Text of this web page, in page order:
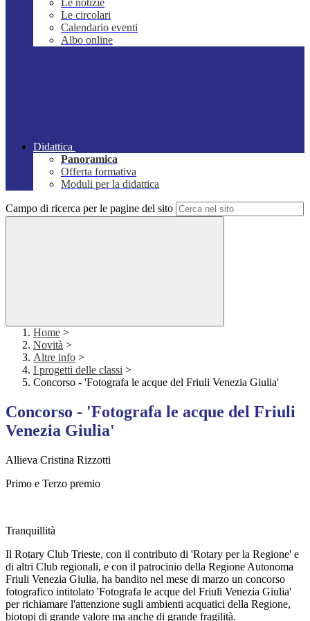
Le notizie
Le circolari
Calendario eventi
Albo online
Didattica
Panoramica
Offerta formativa
Moduli per la didattica
Campo di ricerca per le pagine del sito
Home >
Novità >
Altre info >
I progetti delle classi >
Concorso - 'Fotografa le acque del Friuli Venezia Giulia'
Concorso - 'Fotografa le acque del Friuli
Venezia Giulia'
Allieva Cristina Rizzotti
Primo e Terzo premio
Tranquillità
Il Rotary Club Trieste, con il contributo di 'Rotary per la Regione' e
di altri Club regionali, e con il patrocinio della Regione Autonoma
Friuli Venezia Giulia, ha bandito nel mese di marzo un concorso
fotografico intitolato 'Fotografa le acque del Friuli Venezia Giulia'
per richiamare l'attenzione sugli ambienti acquatici della Regione,
biotopi di grande valore ma anche di grande fragilità.